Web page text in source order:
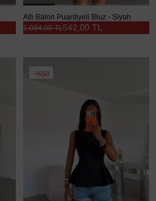
Altı Balon Puantiyeli Bluz - Siyah
542,00 TL
1.084,00 TL
%50